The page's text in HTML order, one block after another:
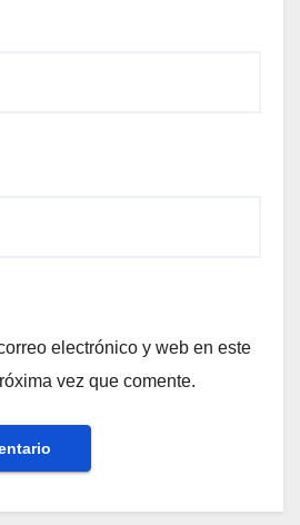
electrónico y web en este
vez que comente.